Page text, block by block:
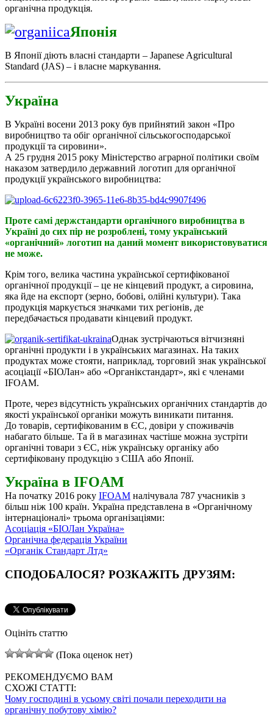
органічна продукція.
Японія
В Японії діють власні стандарти – Japanese Agricultural
Standard (JAS) – і власне маркування.
Україна
В Україні восени 2013 року був прийнятий закон «Про
виробництво та обіг органічної сільськогосподарської
продукції та сировини».
А 25 грудня 2015 року Міністерство аграрної політики своїм
наказом затвердило державний логотип для органічної
продукції українського виробництва:
Проте самі держстандарти органічного виробництва в
Україні до сих пір не розроблені, тому український
«органічний» логотип на даний момент використовуватися
не може.
Крім того, велика частина української сертифікованої
органічної продукції – це не кінцевий продукт, а сировина,
яка йде на експорт (зерно, бобові, олійні культури). Така
продукція маркується значками тих регіонів, де
передбачається продавати кінцевий продукт.
Однак зустрічаються вітчизняні
органічні продукти і в українських магазинах. На таких
продуктах може стояти, наприклад, торговий знак української
асоціації «БІОЛан» або «Органікстандарт», які є членами
IFOAM.
Проте, через відсутність українських органічних стандартів до
якості української органіки можуть виникати питання.
До товарів, сертифікованим в ЄС, довіри у споживачів
набагато більше. Та й в магазинах частіше можна зустріти
органічні товари з ЄС, ніж українську органіку або
сертифіковану продукцію з США або Японії.
Україна в IFOAM
На початку 2016 року IFOAM налічувала 787 учасників з
більш ніж 100 країн. Україна представлена в «Органічному
інтернаціоналі» трьома організаціями:
Асоціація «БІОЛан Україна»
Органічна федерація України
«Органік Стандарт Лтд»
СПОДОБАЛОСЯ? РОЗКАЖІТЬ ДРУЗЯМ:
Оцініть статтю
(Пока оценок нет)
РЕКОМЕНДУЄМО ВАМ
СХОЖІ СТАТТІ:
Чому господині в усьому світі почали переходити на
органічну побутову хімію?